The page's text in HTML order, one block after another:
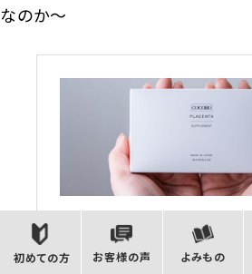
初めての方 お客様の声 よみもの
なのか～